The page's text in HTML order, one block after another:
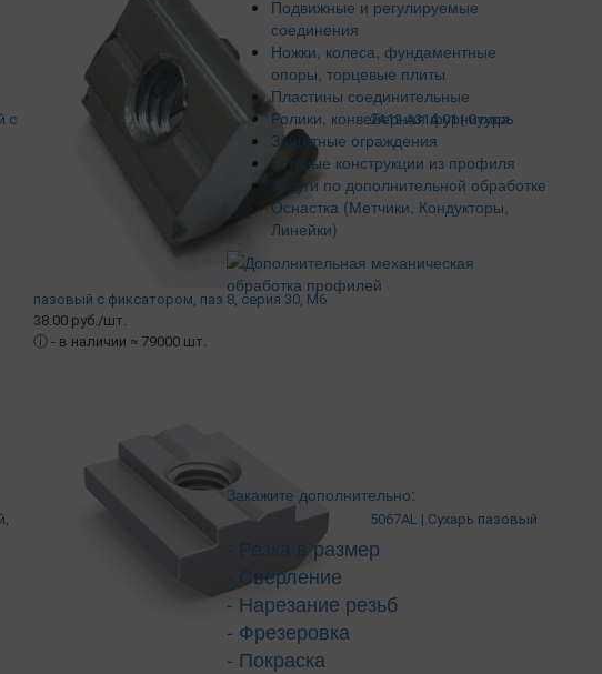
c 2A12.A31A.01 | Сухарь
пазовый c фиксатором, паз 8, серия 30, М6
38.00 руб./шт.
ⓘ - в наличии ≈ 79000 шт.
5067AL | Сухарь пазовый
Подвижные и регулируемые
соединения
Ножки, колеса, фундаментные
опоры, торцевые плиты
Пластины соединительные
Ролики, конвейерная фурнитура
Защитные ограждения
Готовые конструкции из профиля
Услуги по дополнительной обработке
Оснастка (Метчики, Кондукторы,
Линейки)
Закажите дополнительно:
- Резка в размер
- Сверление
- Нарезание резьб
- Фрезеровка
- Покраска